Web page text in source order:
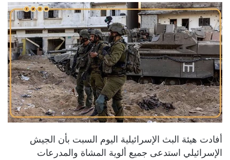
أفادت هيئة البث الإسرائيلية اليوم السبت بأن الجيش
الإسرائيلي استدعى جميع ألوية المشاة والمدرعات